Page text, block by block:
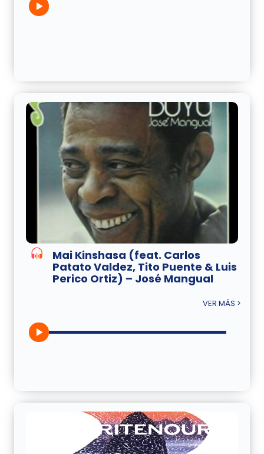
Mai Kinshasa (feat. Carlos
Patato Valdez, Tito Puente & Luis
Perico Ortiz) – José Mangual
VER MÁS >